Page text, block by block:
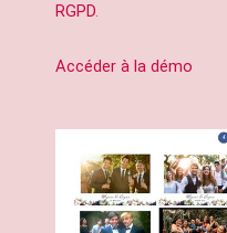
RGPD.
Accéder à la démo